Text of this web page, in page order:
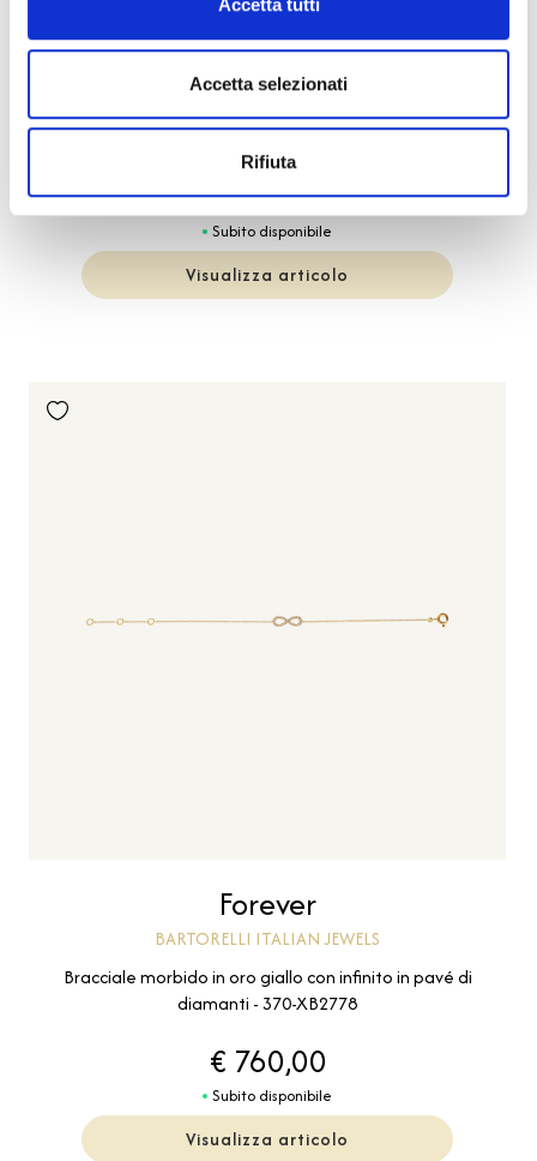
Accetta tutti
Accetta selezionati
Rifiuta
Forever
BARTORELLI ITALIAN JEWELS
Bracciale morbido in oro bianco con stellina in pavé di
diamanti - 370-XB1732
€ 545,00
Subito disponibile
Visualizza articolo
Forever
BARTORELLI ITALIAN JEWELS
Bracciale morbido in oro giallo con infinito in pavé di
diamanti - 370-XB2778
€ 760,00
Subito disponibile
Visualizza articolo